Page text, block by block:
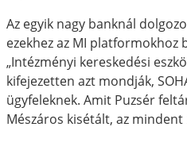
Az egyik nagy banknál
ezekhez az MI platformokhoz
„Intézményi kereskedési
kifejezetten azt mondják,
ügyfeleknek. Amit Puzsér
Mészáros kisétált, az mindent